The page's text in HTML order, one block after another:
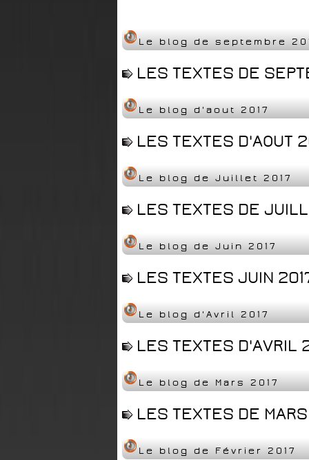
Le blog de septembre
LES TEXTES DE
Le blog d'aout 2017
LES TEXTES
Le blog de Juillet 2017
LES TEXTES DE
Le blog de Juin 2017
LES TEXTES JUIN
Le blog d'Avril 2017
LES TEXTES
Le blog de Mars 2017
LES TEXTES DE
Le blog de Février 2017